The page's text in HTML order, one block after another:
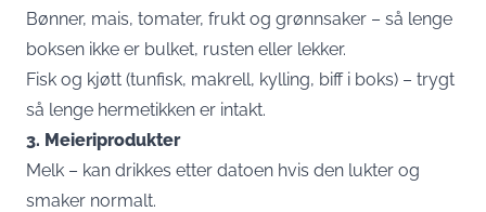
Bønner, mais, tomater, frukt og grønnsaker – så lenge
boksen ikke er bulket, rusten eller lekker.
Fisk og kjøtt (tunfisk, makrell, kylling, biff i boks) – trygt
så lenge hermetikken er intakt.
3. Meieriprodukter
Melk – kan drikkes etter datoen hvis den lukter og
smaker normalt.